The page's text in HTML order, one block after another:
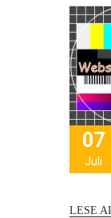
07
Juli
LESE